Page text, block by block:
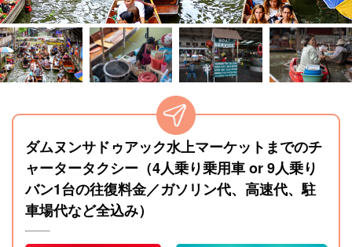
ダムヌンサドゥアック水上マーケットまでのチ
ャータータクシー（4人乗り乗用車 or 9人乗り
バン1台の往復料金／ガソリン代、高速代、駐
車場代など全込み）